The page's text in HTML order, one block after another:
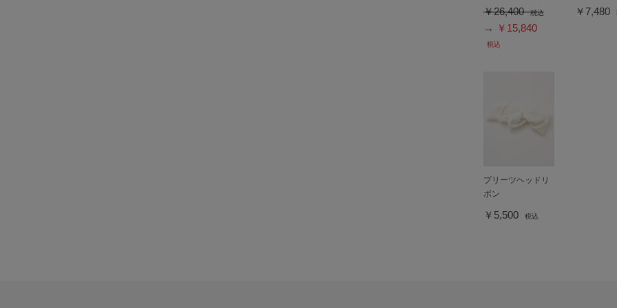
￥26,400 税込
→ ￥15,840
税込
￥7,480
プリーツヘッドリ
ボン
￥5,500 税込